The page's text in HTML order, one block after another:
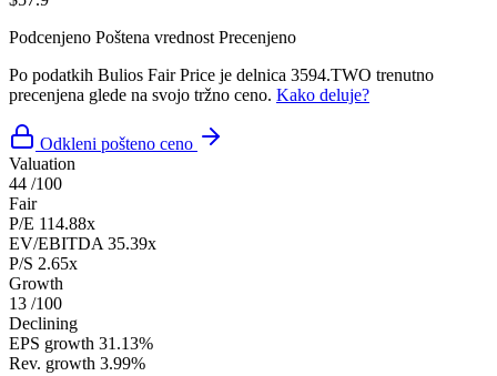
Podcenjeno Poštena vrednost Precenjeno
Po podatkih Bulios Fair Price je delnica 3594.TWO trenutno
precenjena glede na svojo tržno ceno. Kako deluje?
Odkleni pošteno ceno
Valuation
44 /100
Fair
P/E 114.88x
EV/EBITDA 35.39x
P/S 2.65x
Growth
13 /100
Declining
EPS growth 31.13%
Rev. growth 3.99%